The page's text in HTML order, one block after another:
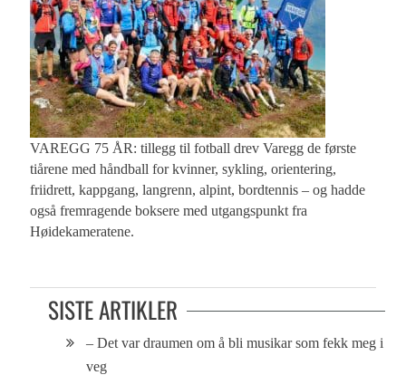
VAREGG 75 ÅR: tillegg til fotball drev Varegg de første
tiårene med håndball for kvinner, sykling, orientering,
friidrett, kappgang, langrenn, alpint, bordtennis – og hadde
også fremragende boksere med utgangspunkt fra
Høidekameratene.
SISTE ARTIKLER
– Det var draumen om å bli musikar som fekk meg i
veg